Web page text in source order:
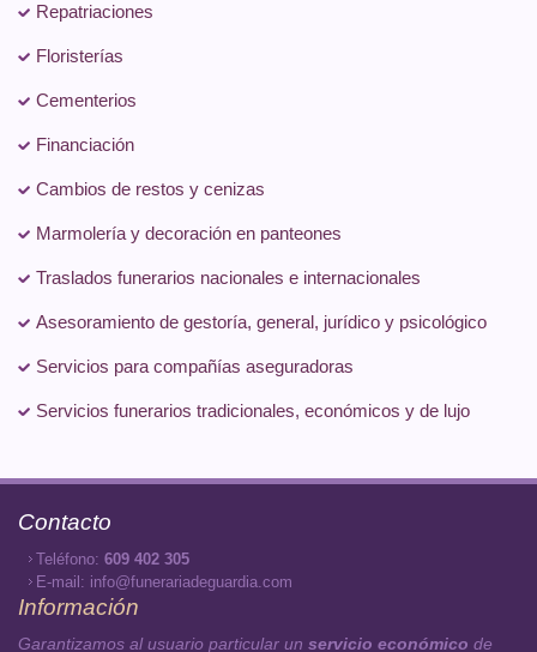
Repatriaciones
Floristerías
Cementerios
Financiación
Cambios de restos y cenizas
Marmolería y decoración en panteones
Traslados funerarios nacionales e internacionales
Asesoramiento de gestoría, general, jurídico y psicológico
Servicios para compañías aseguradoras
Servicios funerarios tradicionales, económicos y de lujo
Contacto
Teléfono: 609 402 305
E-mail: info@funerariadeguardia.com
Información
Garantizamos al usuario particular un servicio económico de